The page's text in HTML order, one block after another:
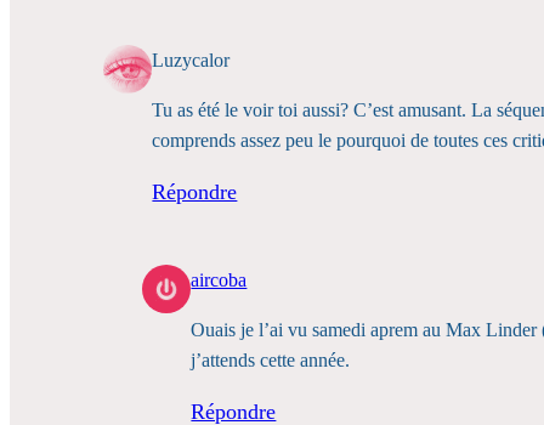
Luzycalor
Tu as été le voir toi aussi? C’est amusant. La
comprends assez peu le pourquoi de toutes ces
Répondre
aircoba
Ouais je l’ai vu samedi aprem au Max Linder
j’attends cette année.
Répondre